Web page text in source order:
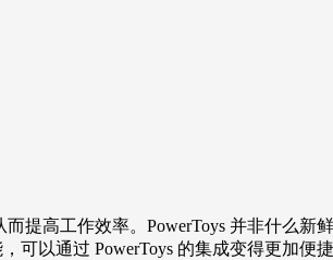
提高工作效率。PowerToys 并非什么新
以通过 PowerToys 的集成变得更加便